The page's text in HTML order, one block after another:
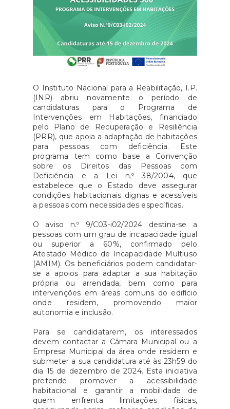
O Instituto Nacional para a Reabilitação, I.P.
(INR) abriu novamente o período de
candidaturas para o Programa de
Intervenções em Habitações, financiado
pelo Plano de Recuperação e Resiliência
(PRR), que apoia a adaptação de habitações
para pessoas com deficiência. Este
programa tem como base a Convenção
sobre os Direitos das Pessoas com
Deficiência e a Lei n.º 38/2004, que
estabelece que o Estado deve assegurar
condições habitacionais dignas e acessíveis
a pessoas com necessidades específicas.
O aviso n.º 9/C03-i02/2024 destina-se a
pessoas com um grau de incapacidade igual
ou superior a 60%, confirmado pelo
Atestado Médico de Incapacidade Multiuso
(AMIM). Os beneficiários podem candidatar-
se a apoios para adaptar a sua habitação
própria ou arrendada, bem como para
intervenções em áreas comuns do edifício
onde residem, promovendo maior
autonomia e inclusão.
Para se candidatarem, os interessados
devem contactar a Câmara Municipal ou a
Empresa Municipal da área onde residem e
submeter a sua candidatura até às 23h59 do
dia 15 de dezembro de 2024. Esta iniciativa
pretende promover a acessibilidade
habitacional e garantir a mobilidade de
quem enfrenta limitações físicas,